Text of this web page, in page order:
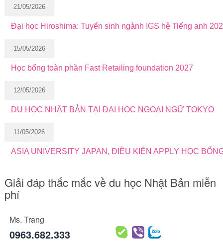
21/05/2026
Đại học Hiroshima: Tuyển sinh ngành IGS hệ Tiếng anh
15/05/2026
Học bổng toàn phần Fast Retailing foundation 2027
12/05/2026
DU HỌC NHẬT BẢN TẠI ĐẠI HỌC NGOẠI NGỮ TOKYO
11/05/2026
ASIA UNIVERSITY JAPAN, ĐIỀU KIỆN APPLY HỌC
Giải đáp thắc mắc về du học Nhật Bản miễn
phí
Ms. Trang
0963.682.333